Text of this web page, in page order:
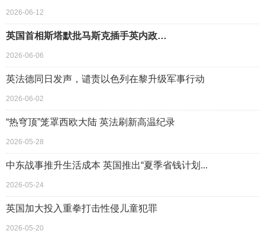
2026-06-12
英国首相斯塔默批马斯克插手英内政…
2026-06-06
英法德同日发声，谴责以色列在黎升级军事行动
2026-06-02
“热穹顶”笼罩西欧大陆 英法刷新高温纪录
2026-05-28
中东战事推升生活成本 英国推出“夏季省钱计划...
2026-05-24
英国加大投入重拳打击性侵儿童犯罪
2026-05-20